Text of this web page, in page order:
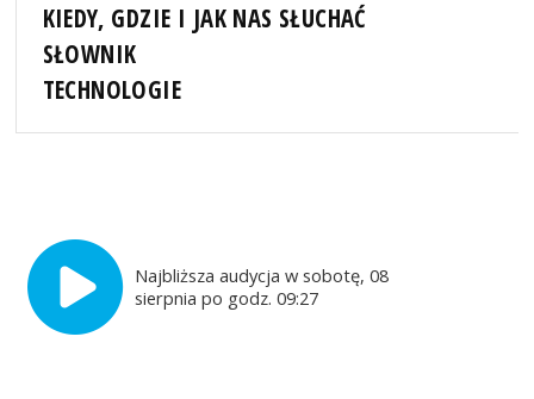
KIEDY, GDZIE I JAK NAS SŁUCHAĆ
SŁOWNIK
TECHNOLOGIE
Najbliższa audycja w sobotę, 08
sierpnia po godz. 09:27